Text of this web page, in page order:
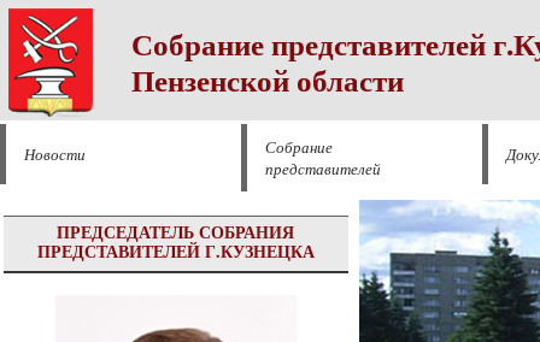
Собрание представителей
Пензенской области
Новости
Собрание
представителей
ПРЕДСЕДАТЕЛЬ СОБРАНИЯ
ПРЕДСТАВИТЕЛЕЙ Г.КУЗНЕЦКА